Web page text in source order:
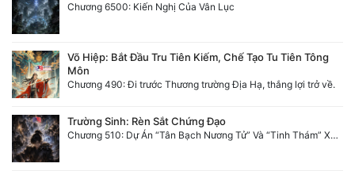
Chương 6500: Kiến Nghị Của Vân Lục
Võ Hiệp: Bắt Đầu Tru Tiên Kiếm, Chế Tạo Tu Tiên Tông
Môn
Chương 490: Đi trước Thương trường Địa Hạ, thắng lợi trở về.
Trường Sinh: Rèn Sắt Chứng Đạo
Chương 510: Dự Án “Tân Bạch Nương Tử” Và “Tinh Thám” Xà Yêu